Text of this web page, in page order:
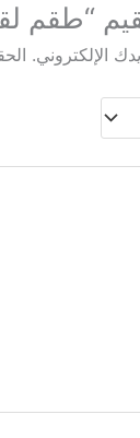
)14:4مم ( مربع
الإلكتروني.